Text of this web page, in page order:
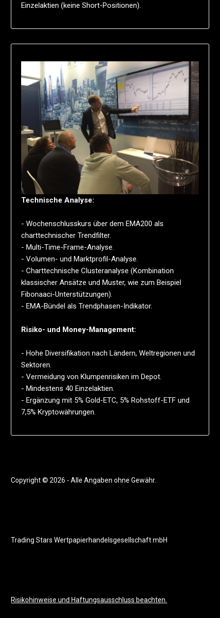
Einzelaktien (keine Short-Positionen).
Technische Analyse:
- Wochenschlusskurs über dem EMA200 als
charttechnischer Trendfilter.
- Multi-Time-Frame-Analyse.
- Volumen- und Marktprofil-Analyse.
- Charttechnische Clusteranalyse (Kombination
klassischer Ansätze und Muster, wie zum Beispiel
Fibonaaci-Unterstützungen).
- EMA-Bündel als Trendphasen-Indikator.
Risiko- und Money-Management:
- Hohe Diversifikation nach Ländern, Weltregionen und
Sektoren.
- Vermeidung von Klumpenrisiken im Depot.
- Mindestens 40 Einzelaktien.
- Ergänzung mit 5% Gold-ETC, 5% Rohstoff-ETF und
7,5% Kryptowährungen.
Copyright © 2026 - Alle Angaben ohne Gewähr.
Trading Stars Wertpapierhandelsgesellschaft mbH
Risikohinweise und Haftungsausschluss beachten.